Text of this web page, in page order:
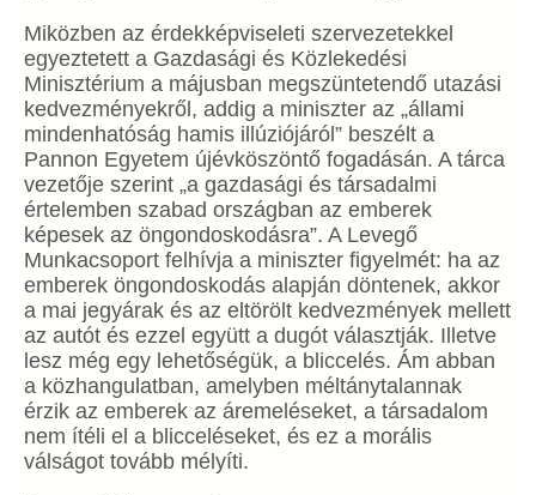
Miközben az érdekképviseleti szervezetekkel
egyeztetett a Gazdasági és Közlekedési
Minisztérium a májusban megszüntetendő utazási
kedvezményekről, addig a miniszter az „állami
mindenhatóság hamis illúziójáról” beszélt a
Pannon Egyetem újévköszöntő fogadásán. A tárca
vezetője szerint „a gazdasági és társadalmi
értelemben szabad országban az emberek
képesek az öngondoskodásra”. A Levegő
Munkacsoport felhívja a miniszter figyelmét: ha az
emberek öngondoskodás alapján döntenek, akkor
a mai jegyárak és az eltörölt kedvezmények mellett
az autót és ezzel együtt a dugót választják. Illetve
lesz még egy lehetőségük, a bliccelés. Ám abban
a közhangulatban, amelyben méltánytalannak
érzik az emberek az áremeléseket, a társadalom
nem ítéli el a blicceléseket, és ez a morális
válságot tovább mélyíti.